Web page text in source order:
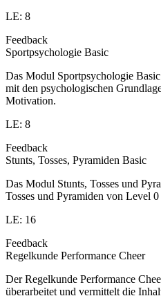
LE: 8
Feedback
Sportpsychologie Basic
Das Modul Sportpsychologie
mit den psychologischen
Motivation.
LE: 8
Feedback
Stunts, Tosses, Pyramiden Basic
Das Modul Stunts, Tosses und
Tosses und Pyramiden von Level
LE: 16
Feedback
Regelkunde Performance Cheer
Der Regelkunde Performance
überarbeitet und vermittelt die